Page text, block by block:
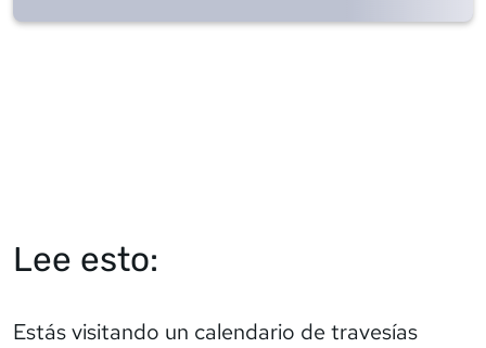
Lee esto:
Estás visitando un calendario de travesías